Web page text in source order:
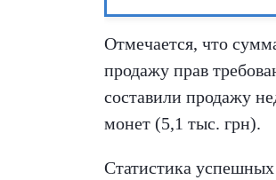
Отмечается, что
продажу прав
составили продажу
монет (5,1 тыс. грн).
Статистика успешных